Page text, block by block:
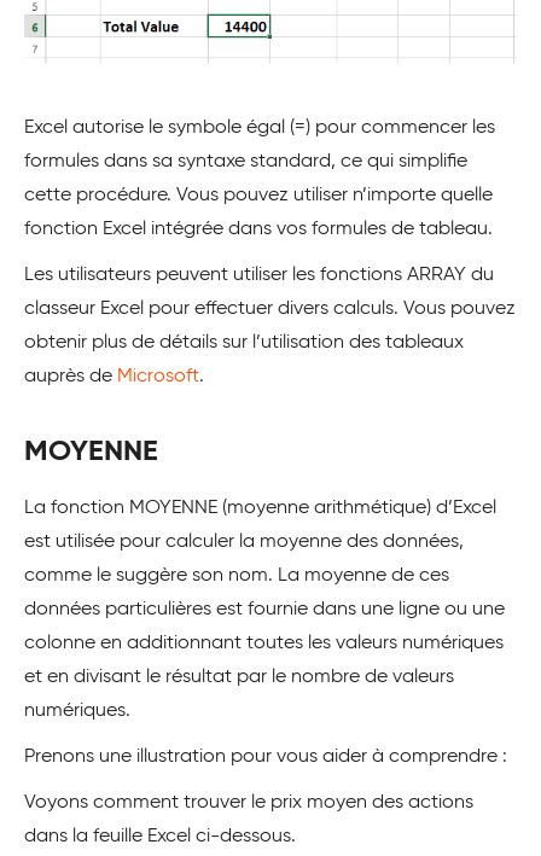
Excel autorise le symbole égal (=) pour commencer les
formules dans sa syntaxe standard, ce qui simplifie
cette procédure. Vous pouvez utiliser n’importe quelle
fonction Excel intégrée dans vos formules de tableau.
Les utilisateurs peuvent utiliser les fonctions ARRAY du
classeur Excel pour effectuer divers calculs. Vous pouvez
obtenir plus de détails sur l’utilisation des tableaux
auprès de Microsoft.
MOYENNE
La fonction MOYENNE (moyenne arithmétique) d’Excel
est utilisée pour calculer la moyenne des données,
comme le suggère son nom. La moyenne de ces
données particulières est fournie dans une ligne ou une
colonne en additionnant toutes les valeurs numériques
et en divisant le résultat par le nombre de valeurs
numériques.
Prenons une illustration pour vous aider à comprendre :
Voyons comment trouver le prix moyen des actions
dans la feuille Excel ci-dessous.